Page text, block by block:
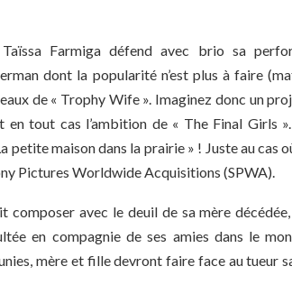
Farmiga défend avec brio sa
dont la popularité n’est plus à faire
de « Trophy Wife ». Imaginez donc un
en tout cas l’ambition de « The Final Girls
petite maison dans la prairie » ! Juste au cas
Pictures Worldwide Acquisitions (SPWA).
composer avec le deuil de sa mère
en compagnie de ses amies dans le
mère et fille devront faire face au tueur